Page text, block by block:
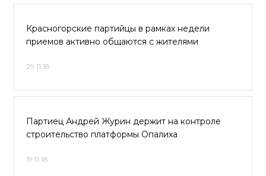
Красногорские партийцы в рамках недели
приемов активно общаются с жителями
29.11.18
Партиец Андрей Журин держит на контроле
строительство платформы Опалиха
19.11.18